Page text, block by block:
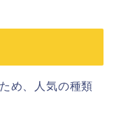
め、人気の種類